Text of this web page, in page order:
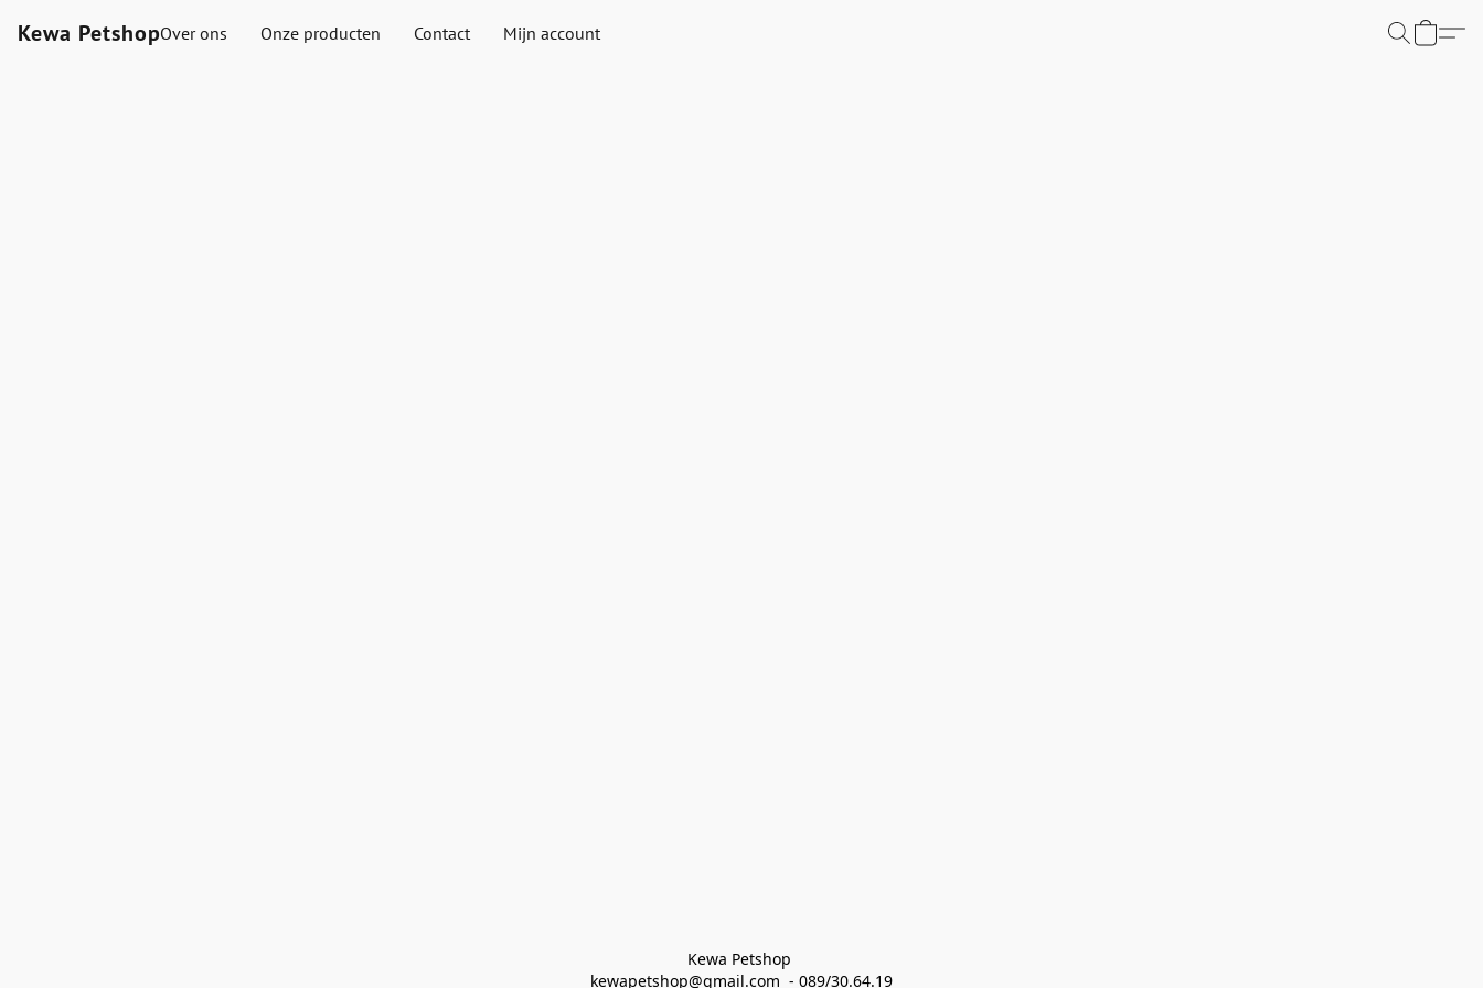
Kewa PetshopOver ons Onze producten Contact Mijn account
Kewa Petshop
kewapetshop@gmail.com  - 089/30.64.19